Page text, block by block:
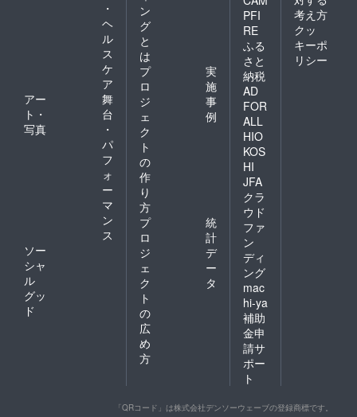
・
ヘ
ル
ス
ケ
ア
アー
ト・
写真
舞
台
・
パ
フ
ォ
ー
マ
ン
ス
ソー
シャ
ル
グッ
ド
ン
グ
と
は
プ
ロ
ジ
ェ
ク
ト
の
作
り
方
実
施
事
例
プ
ロ
ジ
ェ
ク
ト
の
広
め
方
統
計
デ
ー
タ
PFI
RE
ふる
さと
納税
AD
FOR
ALL
HIO
KOS
HI
JFA
クラ
ウド
ファ
ン
ディ
ング
mac
hi-ya
補助
金申
請サ
ポー
ト
考え方
クッ
キーポ
リシー
「QRコード」は株式会社デンソーウェーブの登録商標です。